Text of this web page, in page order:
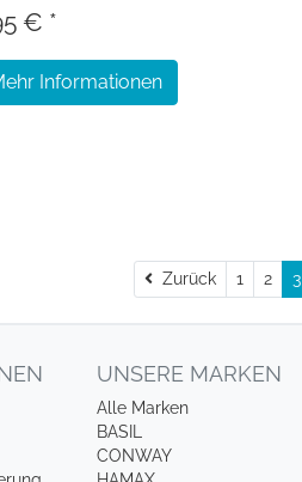
€ *
Informationen
ZurückZurück
1 2 3
UNSERE MARKEN
Alle Marken
BASIL
CONWAY